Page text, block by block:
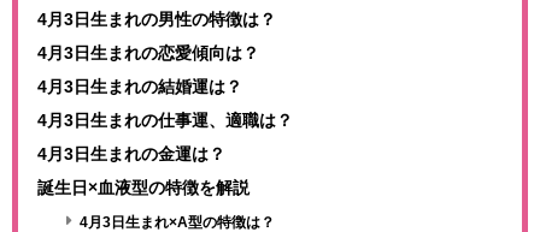
4月3日生まれの男性の特徴は？
4月3日生まれの恋愛傾向は？
4月3日生まれの結婚運は？
4月3日生まれの仕事運、適職は？
4月3日生まれの金運は？
誕生日×血液型の特徴を解説
4月3日生まれ×A型の特徴は？